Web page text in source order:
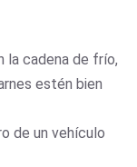
la cadena de frío,
estén bien
de un vehículo